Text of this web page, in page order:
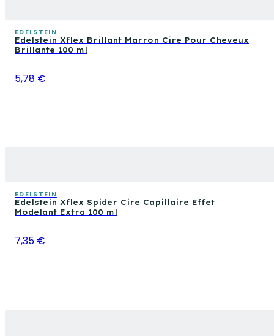
EDELSTEIN
Edelstein Xflex Brillant Marron Cire Pour Cheveux
Brillante 100 ml
5,78 €
EDELSTEIN
Edelstein Xflex Spider Cire Capillaire Effet
Modelant Extra 100 ml
7,35 €